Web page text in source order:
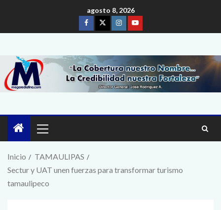
agosto 8, 2026
Inicio
TAMAULIPAS
Sectur y UAT unen fuerzas para transformar turismo
tamaulipeco